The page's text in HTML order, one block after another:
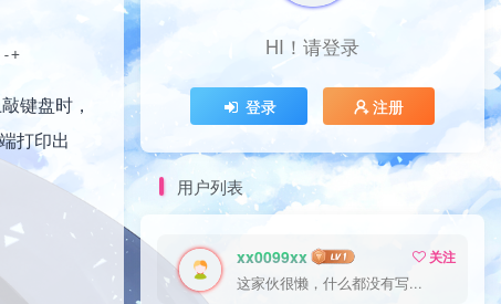
+            +----------+
键盘时，
打印出
HI！请登录
登录 注册
用户列表
xx0099xx
关注
这家伙很懒，什么都没有写...